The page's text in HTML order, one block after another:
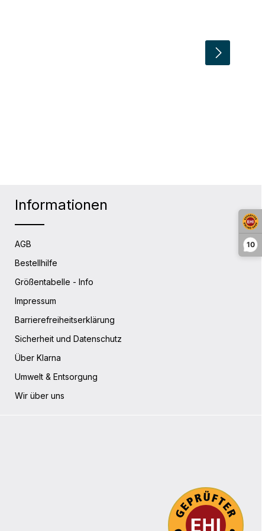
10
um die Anzahl zu erhöhen
Informationen
AGB
Bestellhilfe
Größentabelle - Info
Impressum
Barrierefreiheitserklärung
Sicherheit und Datenschutz
Über Klarna
Umwelt & Entsorgung
Wir über uns